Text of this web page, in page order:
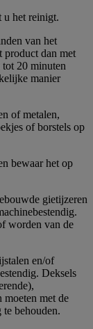
u het reinigt.
van het
product dan met
20 minuten
manier
of metalen,
of borstels op
bewaar het op
gietijzeren
worden van de
en/of
Deksels
met de
behouden.